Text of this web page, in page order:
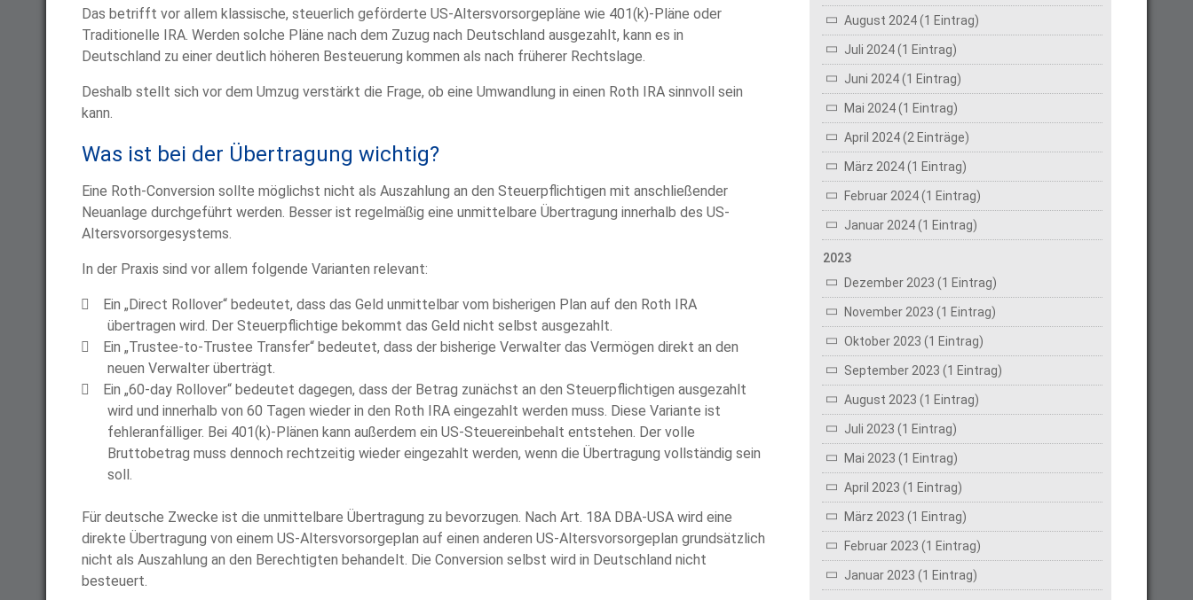
August 2024 (1 Eintrag)
Juli 2024 (1 Eintrag)
Juni 2024 (1 Eintrag)
Mai 2024 (1 Eintrag)
April 2024 (2 Einträge)
März 2024 (1 Eintrag)
Februar 2024 (1 Eintrag)
Januar 2024 (1 Eintrag)
2023
Dezember 2023 (1 Eintrag)
November 2023 (1 Eintrag)
Oktober 2023 (1 Eintrag)
September 2023 (1 Eintrag)
August 2023 (1 Eintrag)
Juli 2023 (1 Eintrag)
Mai 2023 (1 Eintrag)
April 2023 (1 Eintrag)
März 2023 (1 Eintrag)
Februar 2023 (1 Eintrag)
Januar 2023 (1 Eintrag)
Das betrifft vor allem klassische, steuerlich geförderte US-Altersvorsorgepläne wie 401(k)-Pläne oder
Traditionelle IRA. Werden solche Pläne nach dem Zuzug nach Deutschland ausgezahlt, kann es in
Deutschland zu einer deutlich höheren Besteuerung kommen als nach früherer Rechtslage.
Deshalb stellt sich vor dem Umzug verstärkt die Frage, ob eine Umwandlung in einen Roth IRA sinnvoll sein
kann.
Was ist bei der Übertragung wichtig?
Eine Roth-Conversion sollte möglichst nicht als Auszahlung an den Steuerpflichtigen mit anschließender
Neuanlage durchgeführt werden. Besser ist regelmäßig eine unmittelbare Übertragung innerhalb des US-
Altersvorsorgesystems.
In der Praxis sind vor allem folgende Varianten relevant:
Ein „Direct Rollover“ bedeutet, dass das Geld unmittelbar vom bisherigen Plan auf den Roth IRA
übertragen wird. Der Steuerpflichtige bekommt das Geld nicht selbst ausgezahlt.
Ein „Trustee-to-Trustee Transfer“ bedeutet, dass der bisherige Verwalter das Vermögen direkt an den
neuen Verwalter überträgt.
Ein „60-day Rollover“ bedeutet dagegen, dass der Betrag zunächst an den Steuerpflichtigen ausgezahlt
wird und innerhalb von 60 Tagen wieder in den Roth IRA eingezahlt werden muss. Diese Variante ist
fehleranfälliger. Bei 401(k)-Plänen kann außerdem ein US-Steuereinbehalt entstehen. Der volle
Bruttobetrag muss dennoch rechtzeitig wieder eingezahlt werden, wenn die Übertragung vollständig sein
soll.
Für deutsche Zwecke ist die unmittelbare Übertragung zu bevorzugen. Nach Art. 18A DBA-USA wird eine
direkte Übertragung von einem US-Altersvorsorgeplan auf einen anderen US-Altersvorsorgeplan grundsätzlich
nicht als Auszahlung an den Berechtigten behandelt. Die Conversion selbst wird in Deutschland nicht
besteuert.